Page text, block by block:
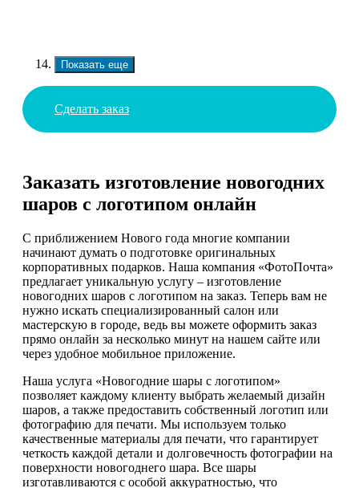
Показать еще
Сделать заказ
Заказать изготовление новогодних
шаров с логотипом онлайн
С приближением Нового года многие компании
начинают думать о подготовке оригинальных
корпоративных подарков. Наша компания «ФотоПочта»
предлагает уникальную услугу – изготовление
новогодних шаров с логотипом на заказ. Теперь вам не
нужно искать специализированный салон или
мастерскую в городе, ведь вы можете оформить заказ
прямо онлайн за несколько минут на нашем сайте или
через удобное мобильное приложение.
Наша услуга «Новогодние шары с логотипом»
позволяет каждому клиенту выбрать желаемый дизайн
шаров, а также предоставить собственный логотип или
фотографию для печати. Мы используем только
качественные материалы для печати, что гарантирует
четкость каждой детали и долговечность фотографии на
поверхности новогоднего шара. Все шары
изготавливаются с особой аккуратностью, что